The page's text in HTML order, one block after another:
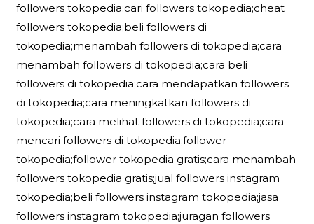
followers tokopedia;cari followers tokopedia;cheat
followers tokopedia;beli followers di
tokopedia;menambah followers di tokopedia;cara
menambah followers di tokopedia;cara beli
followers di tokopedia;cara mendapatkan followers
di tokopedia;cara meningkatkan followers di
tokopedia;cara melihat followers di tokopedia;cara
mencari followers di tokopedia;follower
tokopedia;follower tokopedia gratis;cara menambah
followers tokopedia gratis;jual followers instagram
tokopedia;beli followers instagram tokopedia;jasa
followers instagram tokopedia;juragan followers